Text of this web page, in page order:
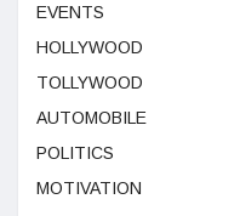
EVENTS
HOLLYWOOD
TOLLYWOOD
AUTOMOBILE
POLITICS
MOTIVATION